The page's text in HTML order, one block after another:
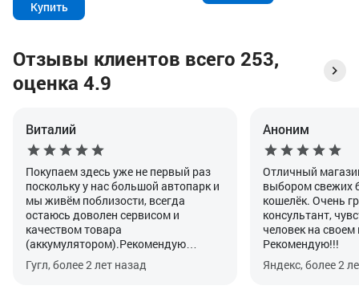
Купить
Отзывы клиентов всего 253,
оценка 4.9
Виталий
Покупаем здесь уже не первый раз
поскольку у нас большой автопарк и
мы живём поблизости, всегда
остаюсь доволен сервисом и
качеством товара
(аккумулятором).Рекомендую
данный магазин для диагностики и
покупки аккумулятора.
Гугл, более 2 лет назад
Аноним
Отличный
выбором свежих
кошелёк. Очень
консультант,
человек на своем
Рекомендую!!!
Яндекс, более 2